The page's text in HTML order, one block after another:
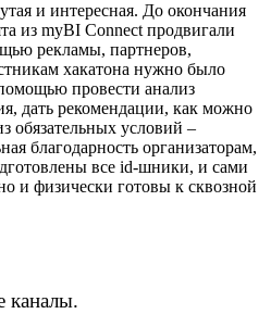
и интересная. До окончания
из myBI Connect продвигали
рекламы, партнеров,
хакатона нужно было
провести анализ
дать рекомендации, как можно
обязательных условий –
благодарность организаторам,
все id-шники, и сами
и физически готовы к сквозной
каналы.